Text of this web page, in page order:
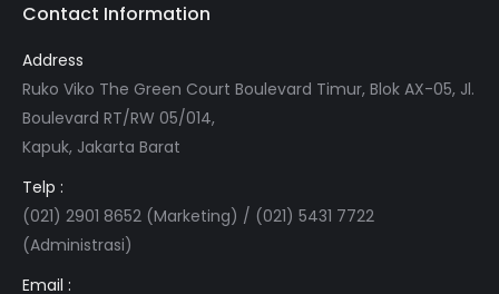
Contact Information
Address
Ruko Viko The Green Court Boulevard Timur, Blok AX-05, Jl.
Boulevard RT/RW 05/014,
Kapuk, Jakarta Barat
Telp :
(021) 2901 8652 (Marketing) / (021) 5431 7722
(Administrasi)
Email :